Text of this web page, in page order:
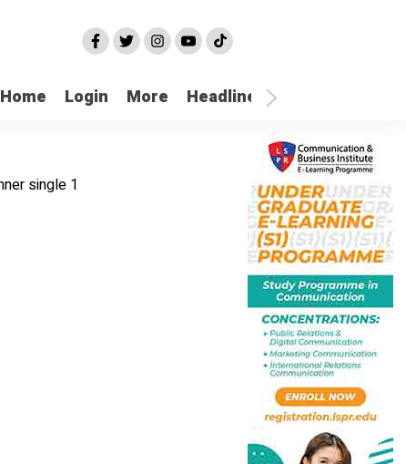
Home Login More Headline Selatpanjang